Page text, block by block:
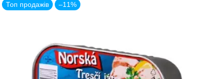
Топ продажів –11%